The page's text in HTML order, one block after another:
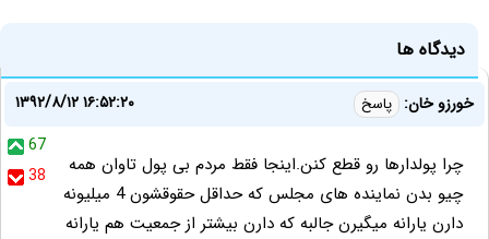
دیدگاه ها
خورزو خان: پاسخ
۱۳۹۲/۸/۱۲ ۱۶:۵۲:۲۰
67
38
چرا پولدارها رو قطع کنن.اینجا فقط مردم بی پول تاوان همه
چیو بدن نماینده های مجلس که حداقل حقوقشون 4 میلیونه
دارن یارانه میگیرن جالبه که دارن بیشتر از جمعیت هم یارانه